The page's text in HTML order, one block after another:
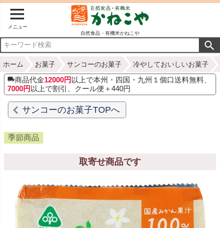
メニュー
自然食品・有機米かねこや
ホーム お菓子 サンコーのお菓子 冷やしておいしいお菓子
商品代金12000円 以上で本州・四国・九州１個口送料無料、
7000円 以上で割引、クール便＋440円
サンコーのお菓子TOPへ
季節商品
取寄せ商品です